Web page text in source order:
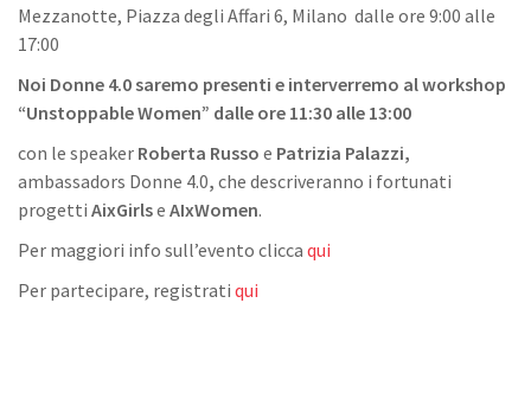
Mezzanotte, Piazza degli Affari 6, Milano dalle ore 9:00 alle
17:00
Noi Donne 4.0 saremo presenti e interverremo al workshop
“Unstoppable Women” dalle ore 11:30 alle 13:00
con le speaker Roberta Russo e Patrizia Palazzi,
ambassadors Donne 4.0, che descriveranno i fortunati
progetti AixGirlse AIxWomen.
Per maggiori info sull’evento clicca qui
Per partecipare, registrati qui